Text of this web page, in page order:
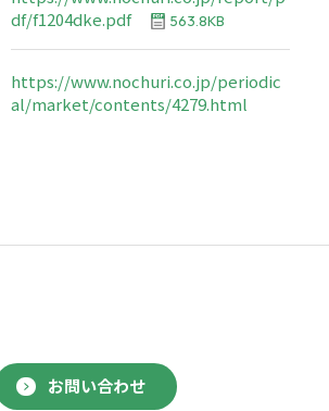
df/f1204dke.pdf
563.8KB
https://www.nochuri.co.jp/periodic
al/market/contents/4279.html
お問い合わせ